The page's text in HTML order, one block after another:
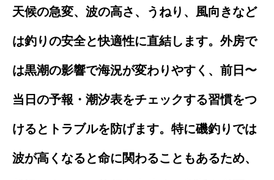
天候の急変、波の高さ、うねり、風向きなど
は釣りの安全と快適性に直結します。外房で
は黒潮の影響で海況が変わりやすく、前日〜
当日の予報・潮汐表をチェックする習慣をつ
けるとトラブルを防げます。特に磯釣りでは
波が高くなると命に関わることもあるため、